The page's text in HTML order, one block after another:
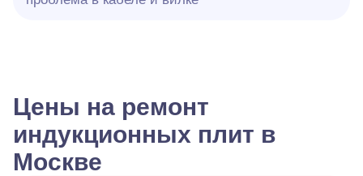
Цены на ремонт
индукционных плит в
Москве